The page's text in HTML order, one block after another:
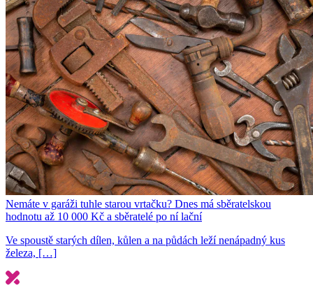
Nemáte v garáži tuhle starou vrtačku? Dnes má sběratelskou
hodnotu až 10 000 Kč a sběratelé po ní lační
Ve spoustě starých dílen, kůlen a na půdách leží nenápadný kus
železa, […]